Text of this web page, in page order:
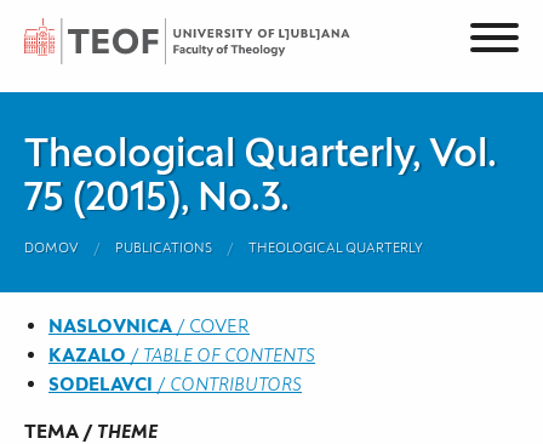
Theological Quarterly, Vol.
75 (2015), No.3.
DOMOV PUBLICATIONS THEOLOGICAL QUARTERLY
NASLOVNICA / COVER
KAZALO / TABLE OF CONTENTS
SODELAVCI / CONTRIBUTORS
TEMA / THEME